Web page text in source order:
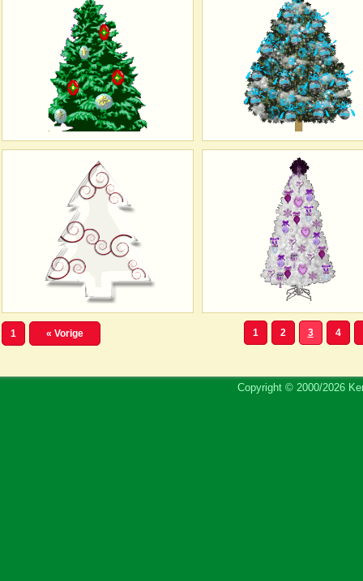
1 « Vorige 1 2 3 4
Copyright © 2000/2026